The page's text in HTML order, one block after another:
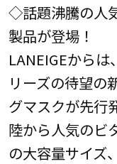
◇話題沸騰の人
製品が登場！
LANEIGEから
リーズの待望の
グマスクが先行
陸から人気のビ
の大容量サイズ